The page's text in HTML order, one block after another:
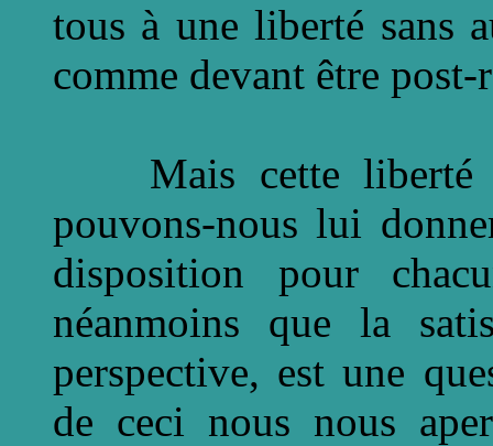
tous à une liberté sans
comme devant être
Mais cette liberté
pouvons-nous lui
disposition pour
néanmoins que la
perspective, est une
de ceci nous nous